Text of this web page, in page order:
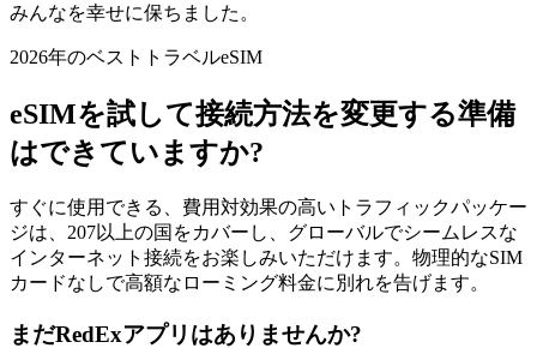
みんなを幸せに保ちました。
2026年のベストトラベルeSIM
eSIMを試して接続方法を変更する準備
はできていますか?
すぐに使用できる、費用対効果の高いトラフィックパッケー
ジは、207以上の国をカバーし、グローバルでシームレスな
インターネット接続をお楽しみいただけます。物理的なSIM
カードなしで高額なローミング料金に別れを告げます。
まだRedExアプリはありませんか?